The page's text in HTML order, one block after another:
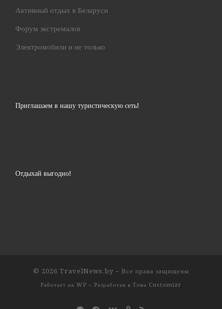
Активный отдых в Беларуси
Форум экстремалов
Электромобили и не только
Приглашаем в нашу туристическую сеть!
Отдыхай выгодно!
© 2026 TravelNews.by– Все права защищены
Работает на WP – Разработан в Тема Customizr